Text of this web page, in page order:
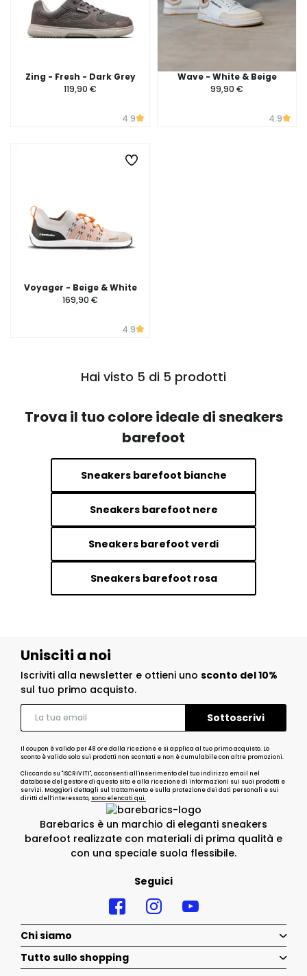
Zing - Fresh - Dark Grey
119,90 €
4.9
Wave - White & Beige
99,90 €
4.9
Voyager - Beige & White
169,90 €
4.9
Hai visto 5 di 5 prodotti
Trova il tuo colore ideale di sneakers
barefoot
Sneakers barefoot bianche
Sneakers barefoot nere
Sneakers barefoot verdi
Sneakers barefoot rosa
Barebarics è un marchio di eleganti sneakers
barefoot realizzate con materiali di prima qualità e
con una speciale suola flessibile.
Seguici
Unisciti a noi
Iscriviti alla newsletter e ottieni uno sconto del 10%
sul tuo primo acquisto.
Il coupon è valido per 48 ore dalla ricezione e si applica al tuo primo acquisto. Lo
sconto è valido solo sui prodotti non scontati e non è cumulabile con altre promozioni.
Cliccando su "ISCRIVITI", acconsenti all'inserimento del tuo indirizzo email nel
database del gestore di questo sito e alla ricezione di informazioni sui suoi prodotti e
servizi. Maggiori dettagli sul trattamento e sulla protezione dei dati personali e sui
diritti dell’interessato, sono elencati qui.
Chi siamo
Tutto sullo shopping